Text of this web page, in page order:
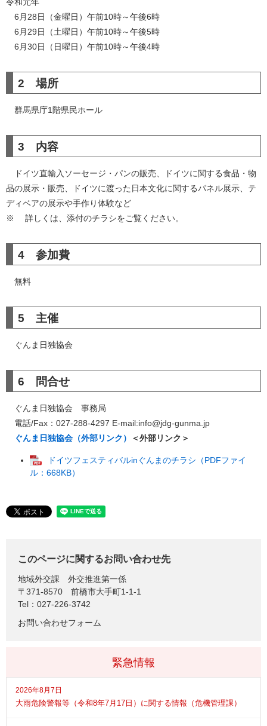
6月28日（金曜日）午前10時～午後6時
6月29日（土曜日）午前10時～午後5時
6月30日（日曜日）午前10時～午後4時
2 場所
群馬県庁1階県民ホール
3 内容
ドイツ直輸入ソーセージ・パンの販売、ドイツに関する食品・物
品の展示・販売、ドイツに渡った日本文化に関するパネル展示、テ
ディベアの展示や手作り体験など
※ 詳しくは、添付のチラシをご覧ください。
4 参加費
無料
5 主催
ぐんま日独協会
6 問合せ
ぐんま日独協会 事務局
電話/Fax：027-288-4297 E-mail:info@jdg-gunma.jp
ぐんま日独協会（外部リンク）
＜外部リンク＞
ドイツフェスティバルinぐんまのチラシ（PDFファイ
ル：668KB）
このページに関するお問い合わせ先
地域外交課
外交推進第一係
〒371-8570
前橋市大手町1-1-1
Tel：027-226-3742
お問い合わせフォーム
緊急情報
2026年8月7日
大雨危険警報等（令和8年7月17日）に関する情報（危機管理課）